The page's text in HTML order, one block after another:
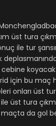
üst tura
ile tur
cebine
için bu maç
onları üst
üst tura
da gol